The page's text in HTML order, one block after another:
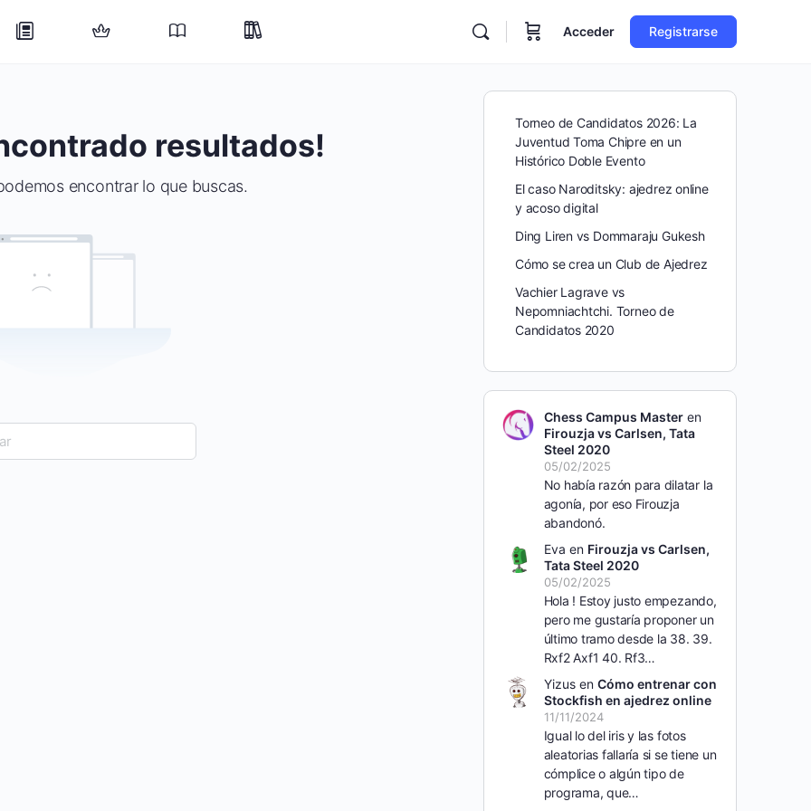
Acceder Registrarse
resultados!
encontrar lo que buscas.
Torneo de Candidatos 2026: La
Juventud Toma Chipre en un
Histórico Doble Evento
El caso Naroditsky: ajedrez online
y acoso digital
Ding Liren vs Dommaraju Gukesh
Cómo se crea un Club de Ajedrez
Vachier Lagrave vs
Nepomniachtchi. Torneo de
Candidatos 2020
Chess Campus Masteren
Firouzja vs Carlsen, Tata
Steel 2020
05/02/2025
No había razón para dilatar la
agonía, por eso Firouzja
abandonó.
Eva en Firouzja vs Carlsen,
Tata Steel 2020
05/02/2025
Hola ! Estoy justo empezando,
pero me gustaría proponer un
último tramo desde la 38. 39.
Rxf2 Axf1 40. Rf3…
Yizusen Cómo entrenar con
Stockfish en ajedrez online
11/11/2024
Igual lo del iris y las fotos
aleatorias fallaría si se tiene un
cómplice o algún tipo de
programa, que…